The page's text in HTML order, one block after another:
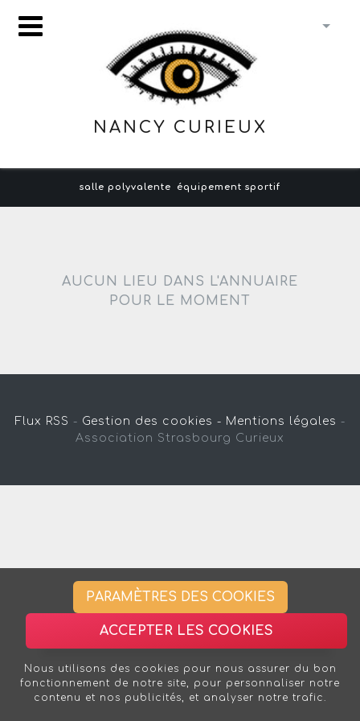
NANCY CURIEUX
salle polyvalente équipement sportif
AUCUN LIEU DANS L'ANNUAIRE
POUR LE MOMENT
Flux RSS - Gestion des cookies - Mentions légales -
Association Strasbourg Curieux
PARAMÈTRES DES COOKIES
ACCEPTER LES COOKIES
Nous utilisons des cookies pour nous assurer du bon
fonctionnement de notre site, pour personnaliser notre
contenu et nos publicités, et analyser notre trafic.